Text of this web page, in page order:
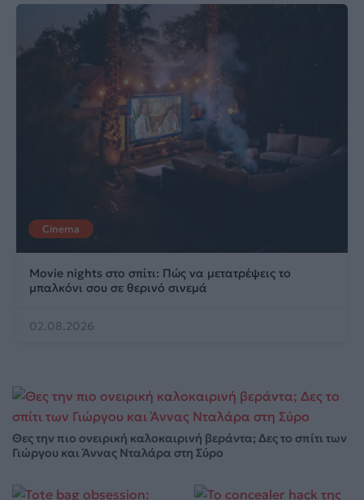
Cinema
Movie nights στο σπίτι: Πώς να μετατρέψεις το
μπαλκόνι σου σε θερινό σινεμά
02.08.2026
Θες την πιο ονειρική καλοκαιρινή βεράντα; Δες το σπίτι των
Γιώργου και Άννας Νταλάρα στη Σύρο